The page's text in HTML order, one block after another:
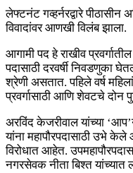
लेफ्टनंट गव्हर्नरद्वारे पीठासीन
विवादांवर आणखी विलंब झाला.
आगामी पद हे राखीव
पदासाठी दरवर्षी निवडणुका
श्रेणी असतात. पहिले वर्ष
प्रवर्गासाठी आणि शेवटचे दोन
अरविंद केजरीवाल यांच्या
यांना महापौरपदासाठी उभे
विरोधात आहेत.
नगरसेवक नीता बिश्त